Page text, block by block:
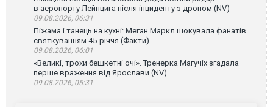
в аеропорту Лейпцига після інциденту з дроном (NV)
09.08.2026, 06:31
Піжама і танець на кухні: Меган Маркл шокувала фанатів
святкуванням 45-річчя (Факти)
09.08.2026, 06:01
«Великі, трохи бешкетні очі». Тренерка Магучіх згадала
перше враження від Ярослави (NV)
09.08.2026, 05:31